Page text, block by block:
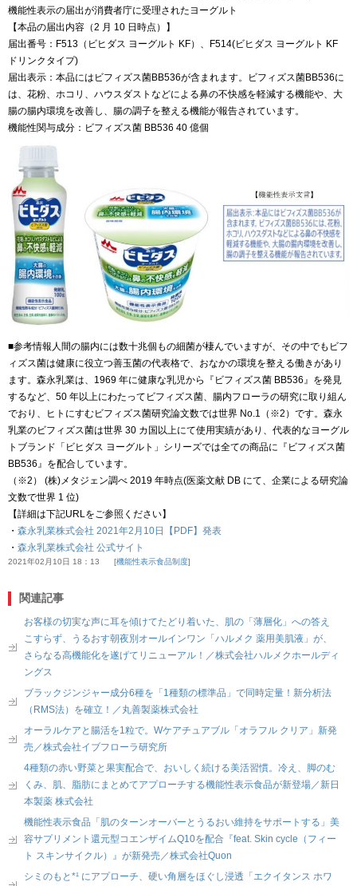
機能性表示の届出が消費者庁に受理されたヨーグルト
【本品の届出内容（2 月 10 日時点）】
届出番号：F513（ビヒダス ヨーグルト KF）、F514(ビヒダス ヨーグルト KF
ドリンクタイプ)
届出表示：本品にはビフィズス菌BB536が含まれます。ビフィズス菌BB536に
は、花粉、ホコリ、ハウスダストなどによる鼻の不快感を軽減する機能や、大
腸の腸内環境を改善し、腸の調子を整える機能が報告されています。
機能性関与成分：ビフィズス菌 BB536 40 億個
■参考情報人間の腸内には数十兆個もの細菌が棲んでいますが、その中でもビフ
ィズス菌は健康に役立つ善玉菌の代表格で、おなかの環境を整える働きがあり
ます。森永乳業は、1969 年に健康な乳児から『ビフィズス菌 BB536』を発見
するなど、50 年以上にわたってビフィズス菌、腸内フローラの研究に取り組ん
でおり、ヒトにすむビフィズス菌研究論文数では世界 No.1（※2）です。森永
乳業のビフィズス菌は世界 30 カ国以上にて使用実績があり、代表的なヨーグル
トブランド「ビヒダス ヨーグルト」シリーズでは全ての商品に『ビフィズス菌
BB536』を配合しています。
（※2） (株)メタジェン調べ 2019 年時点(医薬文献 DB にて、企業による研究論
文数で世界 1 位)
【詳細は下記URLをご参照ください】
・ 森永乳業株式会社 2021年2月10日【PDF】発表
・ 森永乳業株式会社 公式サイト
2021年02月10日 18：13 機能性表示食品制度
関連記事
お客様の切実な声に耳を傾けてたどり着いた、肌の「薄層化」への答え
こすらず、うるおす朝夜別オールインワン「ハルメク 薬用美肌液」が、
さらなる高機能化を遂げてリニューアル！／株式会社ハルメクホールディ
ングス
ブラックジンジャー成分6種を「1種類の標準品」で同時定量！新分析法
（RMS法）を確立！／丸善製薬株式会社
オーラルケアと腸活を1粒で。Wケアチュアブル「オラフル クリア」新発
売／株式会社イブフローラ研究所
4種類の赤い野菜と果実配合で、おいしく続ける美活習慣。冷え、脚のむ
くみ、肌、脂肪にまとめてアプローチする機能性表示食品が新登場／新日
本製薬 株式会社
機能性表示食品「肌のターンオーバーとうるおい維持をサポートする」美
容サプリメント還元型コエンザイムQ10を配合『feat. Skin cycle（フィー
ト スキンサイクル）』が新発売／株式会社Quon
シミのもと*¹ にアプローチ、硬い角層をほぐし浸透「エクイタンス ホワ